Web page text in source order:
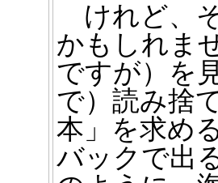
けれど、
かもしれま
ですが）を
で）読み捨
本」を求め
バックで出